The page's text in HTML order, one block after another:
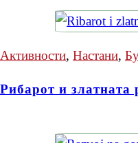
Активности, Настани,
Рибарот и златната